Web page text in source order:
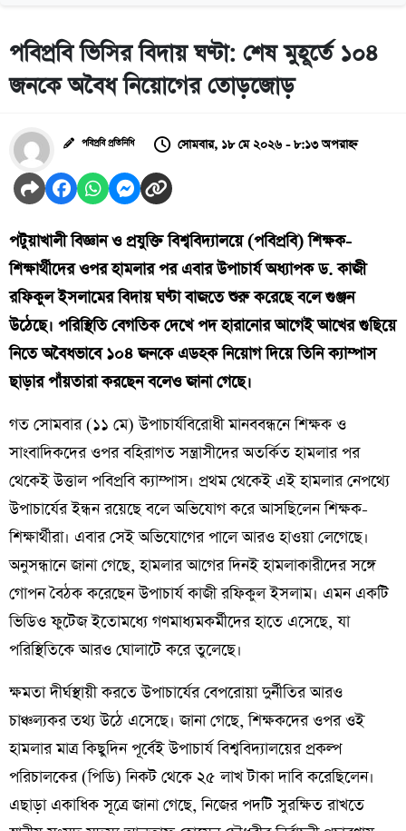
পবিপ্রবি ভিসির বিদায় ঘণ্টা: শেষ মুহূর্তে ১০৪
জনকে অবৈধ নিয়োগের তোড়জোড়
পবিপ্রবি প্রতিনিধি সোমবার, ১৮ মে ২০২৬ - ৮:১৩ অপরাহ্ন
পটুয়াখালী বিজ্ঞান ও প্রযুক্তি বিশ্ববিদ্যালয়ে (পবিপ্রবি) শিক্ষক-
শিক্ষার্থীদের ওপর হামলার পর এবার উপাচার্য অধ্যাপক ড. কাজী
রফিকুল ইসলামের বিদায় ঘণ্টা বাজতে শুরু করেছে বলে গুঞ্জন
উঠেছে। পরিস্থিতি বেগতিক দেখে পদ হারানোর আগেই আখের গুছিয়ে
নিতে অবৈধভাবে ১০৪ জনকে এডহক নিয়োগ দিয়ে তিনি ক্যাম্পাস
ছাড়ার পাঁয়তারা করছেন বলেও জানা গেছে।
​গত সোমবার (১১ মে) উপাচার্যবিরোধী মানববন্ধনে শিক্ষক ও
সাংবাদিকদের ওপর বহিরাগত সন্ত্রাসীদের অতর্কিত হামলার পর
থেকেই উত্তাল পবিপ্রবি ক্যাম্পাস। প্রথম থেকেই এই হামলার নেপথ্যে
উপাচার্যের ইন্ধন রয়েছে বলে অভিযোগ করে আসছিলেন শিক্ষক-
শিক্ষার্থীরা। এবার সেই অভিযোগের পালে আরও হাওয়া লেগেছে।
অনুসন্ধানে জানা গেছে, হামলার আগের দিনই হামলাকারীদের সঙ্গে
গোপন বৈঠক করেছেন উপাচার্য কাজী রফিকুল ইসলাম। এমন একটি
ভিডিও ফুটেজ ইতোমধ্যে গণমাধ্যমকর্মীদের হাতে এসেছে, যা
পরিস্থিতিকে আরও ঘোলাটে করে তুলেছে।
​ক্ষমতা দীর্ঘস্থায়ী করতে উপাচার্যের বেপরোয়া দুর্নীতির আরও
চাঞ্চল্যকর তথ্য উঠে এসেছে। জানা গেছে, শিক্ষকদের ওপর ওই
হামলার মাত্র কিছুদিন পূর্বেই উপাচার্য বিশ্ববিদ্যালয়ের প্রকল্প
পরিচালকের (পিডি) নিকট থেকে ২৫ লাখ টাকা দাবি করেছিলেন।
এছাড়া একাধিক সূত্রে জানা গেছে, নিজের পদটি সুরক্ষিত রাখতে